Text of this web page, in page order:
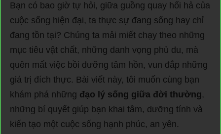
Bạn có bao giờ tự hỏi, giữa guồng quay hối hả của
cuộc sống hiện đại, ta thực sự đang sống hay chỉ
đang tồn tại? Chúng ta mải miết chạy theo những
mục tiêu vật chất, những danh vọng phù du, mà
quên mất việc bồi dưỡng tâm hồn, vun đắp những
giá trị đích thực. Bài viết này, tôi muốn cùng bạn
khám phá những đạo lý sống giữa đời thường,
những bí quyết giúp bạn khai tâm, dưỡng tính và
kiến tạo một cuộc sống hạnh phúc, an yên.